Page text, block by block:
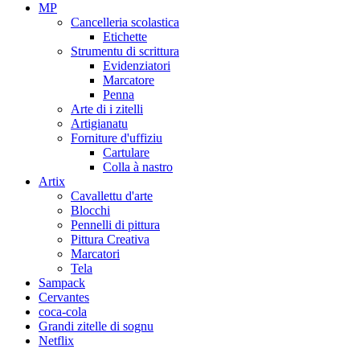
MP
Cancelleria scolastica
Etichette
Strumentu di scrittura
Evidenziatori
Marcatore
Penna
Arte di i zitelli
Artigianatu
Forniture d'uffiziu
Cartulare
Colla à nastro
Artix
Cavallettu d'arte
Blocchi
Pennelli di pittura
Pittura Creativa
Marcatori
Tela
Sampack
Cervantes
coca-cola
Grandi zitelle di sognu
Netflix